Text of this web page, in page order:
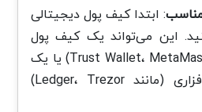
: ابتدا کیف پول دیجیتالی
این می‌تواند یک کیف پول
نرم‌افزاری (مانند Trust Wallet، MetaMask) یا یک
کیف پول سخت‌افزاری (مانند Ledger، Trezor)